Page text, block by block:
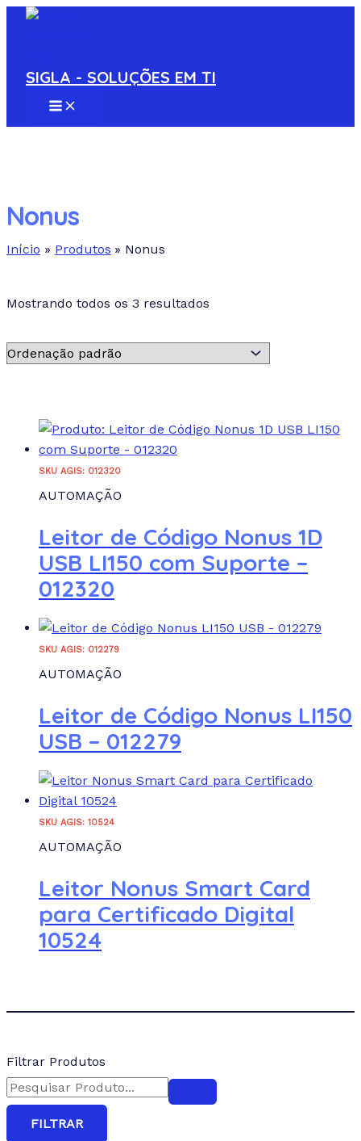
Ir
conteúdo
SIGLA - SOLUÇÕES EM TI
MAIN
Filtrar Produtos
S
o
d
c
s
FILTRAR
Nonus
Início Produtos Nonus
Pesquisa de texto
Atributo "Fabricante" de produto
Categorias de produto
Energia
Infraestrutura de TI
Computadores
AUTOMAÇÃO
Rede e Conectividade
IMPRESSÃO E DIGITALIZAÇÃO
SOFTWARES
Mostrando todos os 3 resultados
SKU AGIS: 012320
AUTOMAÇÃO
Leitor de Código Nonus 1D
USB LI150 com Suporte –
012320
SKU AGIS: 012279
AUTOMAÇÃO
Leitor de Código Nonus LI150
USB – 012279
SKU AGIS: 10524
AUTOMAÇÃO
Leitor Nonus Smart Card
para Certificado Digital
10524